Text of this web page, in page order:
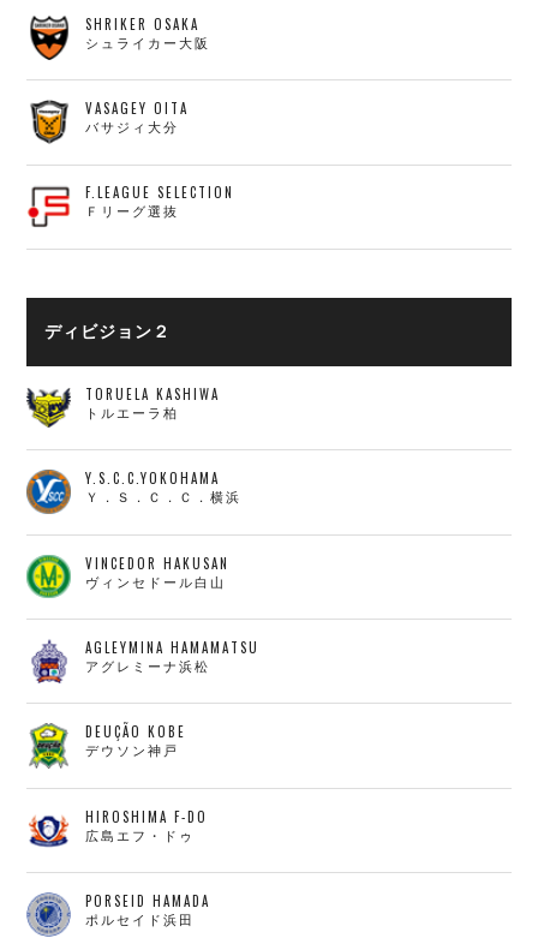
SHRIKER OSAKA
シュライカー大阪
VASAGEY OITA
バサジィ大分
F.LEAGUE SELECTION
Ｆリーグ選抜
ディビジョン２
TORUELA KASHIWA
トルエーラ柏
Y.S.C.C.YOKOHAMA
Ｙ．Ｓ．Ｃ．Ｃ．横浜
VINCEDOR HAKUSAN
ヴィンセドール白山
AGLEYMINA HAMAMATSU
アグレミーナ浜松
DEUÇÃO KOBE
デウソン神戸
HIROSHIMA F-DO
広島エフ・ドゥ
PORSEID HAMADA
ポルセイド浜田